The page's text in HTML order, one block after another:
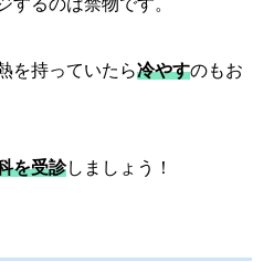
を持っていたら冷やすのもお
を受診しましょう！